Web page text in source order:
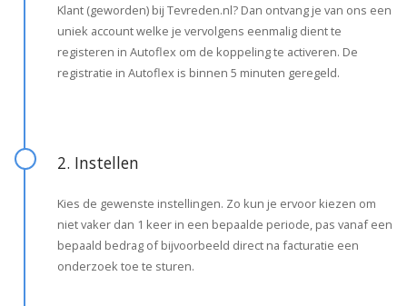
Klant (geworden) bij Tevreden.nl? Dan ontvang je van ons een
uniek account welke je vervolgens eenmalig dient te
registeren in Autoflex om de koppeling te activeren. De
registratie in Autoflex is binnen 5 minuten geregeld.
2. Instellen
Kies de gewenste instellingen. Zo kun je ervoor kiezen om
niet vaker dan 1 keer in een bepaalde periode, pas vanaf een
bepaald bedrag of bijvoorbeeld direct na facturatie een
onderzoek toe te sturen.